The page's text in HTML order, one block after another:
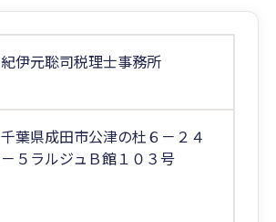
紀伊元聡司税理士事務所
千葉県成田市公津の杜６－２４
－５ラルジュＢ館１０３号